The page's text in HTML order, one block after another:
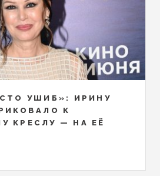
УШИБ»: ИРИНУ
К
КРЕСЛУ — НА ЕЁ